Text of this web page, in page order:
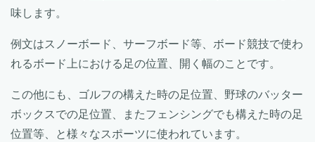
味します。
例文はスノーボード、サーフボード等、ボード競技で使わ
れるボード上における足の位置、開く幅のことです。
この他にも、ゴルフの構えた時の足位置、野球のバッター
ボックスでの足位置、またフェンシングでも構えた時の足
位置等、と様々なスポーツに使われています。